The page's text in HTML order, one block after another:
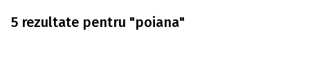
5 rezultate pentru "poiana"